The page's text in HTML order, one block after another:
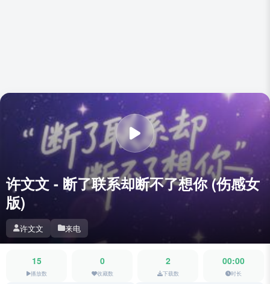
许文文 - 断了联系却断不了想你 (伤感女
版)
许文文 来电
15
播放数
0
收藏数
2
下载数
00:00
时长